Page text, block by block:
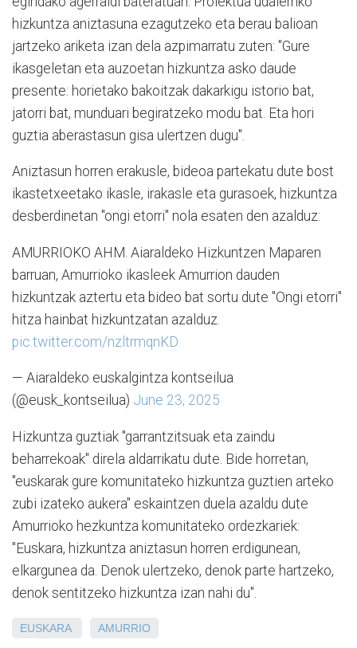
hizkuntza aniztasuna ezagutzeko eta berau balioan
jartzeko ariketa izan dela azpimarratu zuten: "Gure
ikasgeletan eta auzoetan hizkuntza asko daude
presente: horietako bakoitzak dakarkigu istorio bat,
jatorri bat, munduari begiratzeko modu bat. Eta hori
guztia aberastasun gisa ulertzen dugu".
Aniztasun horren erakusle, bideoa partekatu dute bost
ikastetxeetako ikasle, irakasle eta gurasoek, hizkuntza
desberdinetan "ongi etorri" nola esaten den azalduz:
AMURRIOKO AHM. Aiaraldeko Hizkuntzen Maparen
barruan, Amurrioko ikasleek Amurrion dauden
hizkuntzak aztertu eta bideo bat sortu dute "Ongi etorri"
hitza hainbat hizkuntzatan azalduz.
pic.twitter.com/nzltrmqnKD
— Aiaraldeko euskalgintza kontseilua
(@eusk_kontseilua) June 23, 2025
Hizkuntza guztiak "garrantzitsuak eta zaindu
beharrekoak" direla aldarrikatu dute. Bide horretan,
"euskarak gure komunitateko hizkuntza guztien arteko
zubi izateko aukera" eskaintzen duela azaldu dute
Amurrioko hezkuntza komunitateko ordezkariek:
"Euskara, hizkuntza aniztasun horren erdigunean,
elkargunea da. Denok ulertzeko, denok parte hartzeko,
denok sentitzeko hizkuntza izan nahi du".
EUSKARA AMURRIO